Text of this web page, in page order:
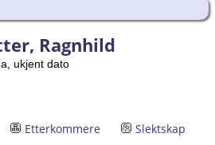
Ragnhild
ukjent dato
Etterkommere
Slektskap